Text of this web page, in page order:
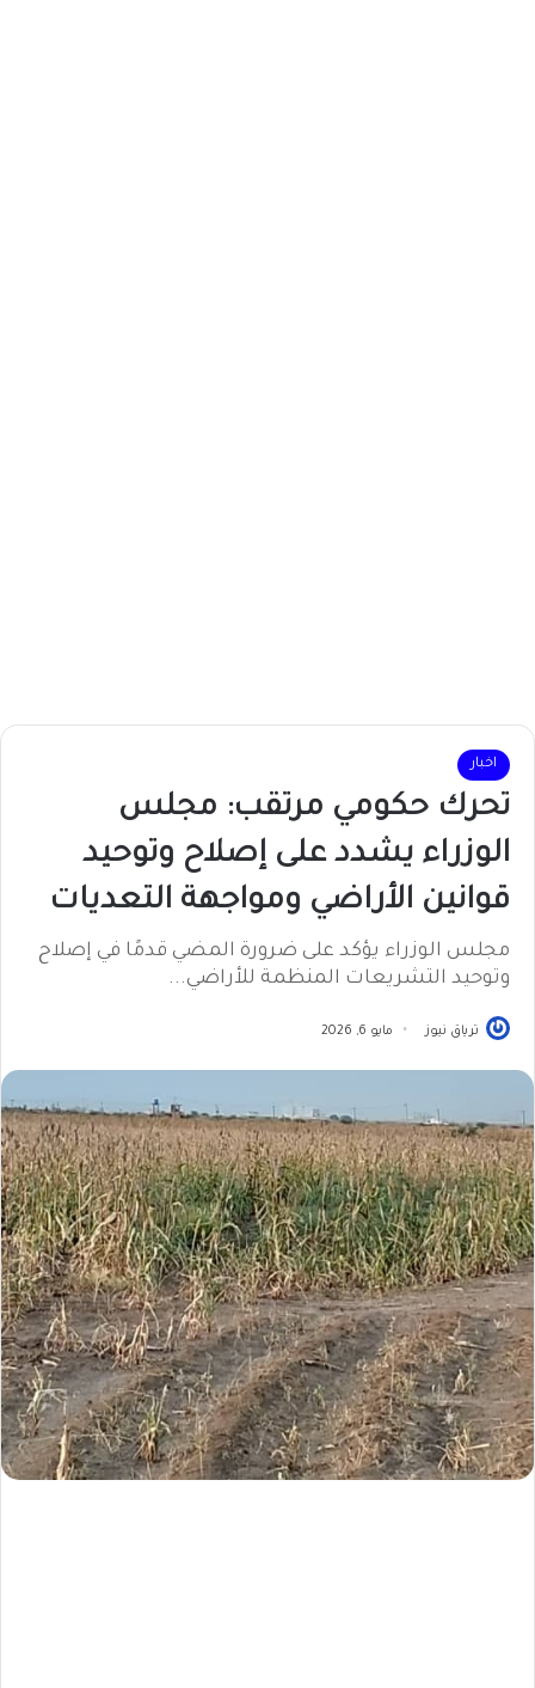
اخبار
تحرك حكومي مرتقب: مجلس
الوزراء يشدد على إصلاح وتوحيد
قوانين الأراضي ومواجهة التعديات
مجلس الوزراء يؤكد على ضرورة المضي قدمًا في إصلاح
وتوحيد التشريعات المنظمة للأراضي...
ترياق نيوز مايو 6, 2026